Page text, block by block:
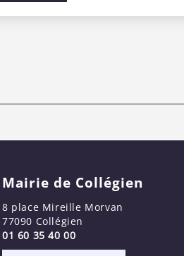
Mairie de Collégien
8 place Mireille Morvan
77090 Collégien
01 60 35 40 00